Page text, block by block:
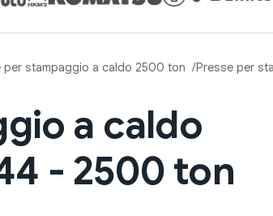
per stampaggio a caldo 2500 ton Presse per
a caldo
- 2500 ton